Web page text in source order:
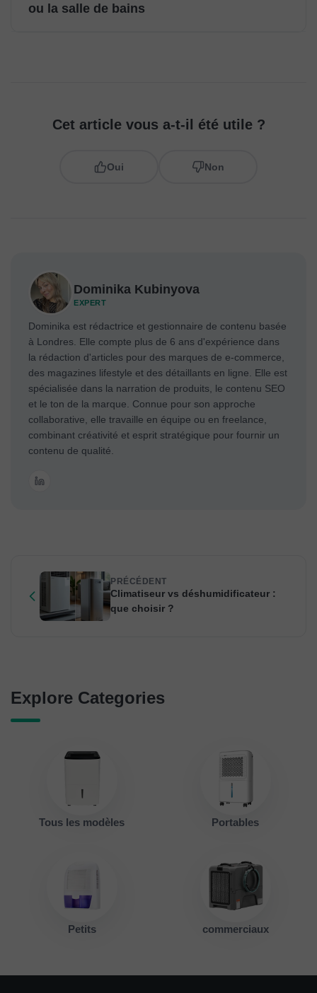
ou la salle de bains
Cet article vous a-t-il été utile ?
Oui Non
Dominika Kubinyova
EXPERT
Dominika est rédactrice et gestionnaire de contenu basée
à Londres. Elle compte plus de 6 ans d'expérience dans
la rédaction d'articles pour des marques de e-commerce,
des magazines lifestyle et des détaillants en ligne. Elle est
spécialisée dans la narration de produits, le contenu SEO
et le ton de la marque. Connue pour son approche
collaborative, elle travaille en équipe ou en freelance,
combinant créativité et esprit stratégique pour fournir un
contenu de qualité.
PRÉCÉDENT
Climatiseur vs déshumidificateur :
que choisir ?
Explore Categories
Tous les modèles Portables
Petits commerciaux